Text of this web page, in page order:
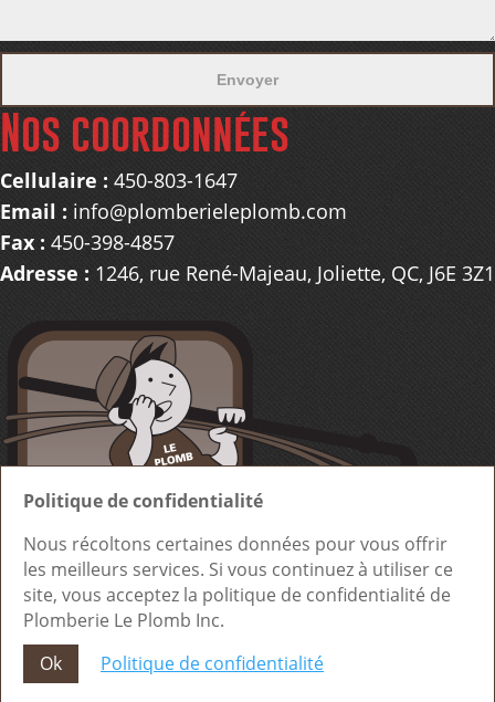
Nos coordonnées
Cellulaire : 450-803-1647
Email : info@plomberieleplomb.com
Fax : 450-398-4857
Adresse : 1246, rue René-Majeau, Joliette, QC, J6E 3Z1
Conception site web
Politique de confidentialité
Nous récoltons certaines données pour vous offrir
les meilleurs services. Si vous continuez à utiliser ce
site, vous acceptez la politique de confidentialité de
Plomberie Le Plomb Inc.
Ok
Politique de confidentialité